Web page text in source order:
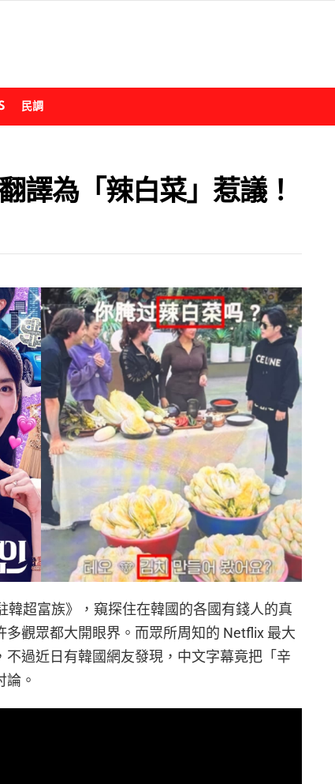
民調
譯為「辣白菜」惹議！
韓超富族》，窺探住在韓國的各國有錢人的真
觀眾都大開眼界。而眾所周知的 Netflix 最大
過近日有韓國網友發現，中文字幕竟把「辛
。